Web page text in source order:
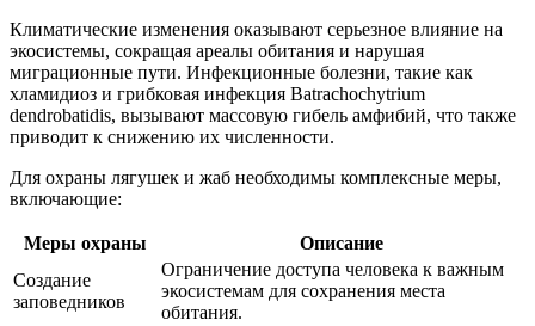
Климатические изменения оказывают серьезное влияние на
экосистемы, сокращая ареалы обитания и нарушая
миграционные пути. Инфекционные болезни, такие как
хламидиоз и грибковая инфекция Batrachochytrium
dendrobatidis, вызывают массовую гибель амфибий, что также
приводит к снижению их численности.
Для охраны лягушек и жаб необходимы комплексные меры,
включающие:
Меры охраны
Описание
Создание
заповедников
Ограничение доступа человека к важным
экосистемам для сохранения места
обитания.